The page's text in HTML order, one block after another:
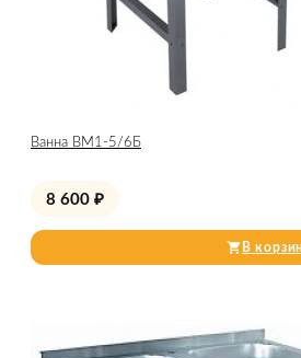
Ванна ВМ1-5/6Б
8 600 ₽
В